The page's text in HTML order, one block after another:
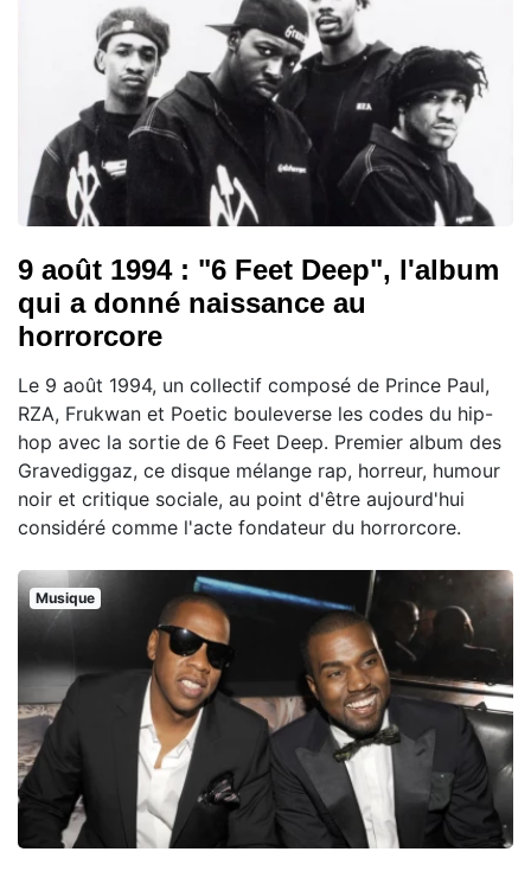
9 août 1994 : "6 Feet Deep", l'album
qui a donné naissance au
horrorcore
Le 9 août 1994, un collectif composé de Prince Paul,
RZA, Frukwan et Poetic bouleverse les codes du hip-
hop avec la sortie de 6 Feet Deep. Premier album des
Gravediggaz, ce disque mélange rap, horreur, humour
noir et critique sociale, au point d'être aujourd'hui
considéré comme l'acte fondateur du horrorcore.
Musique